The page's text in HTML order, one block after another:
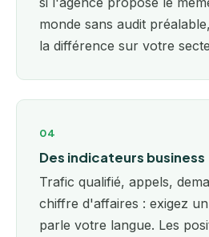
monde sans audit
la différence sur votre
04
Des indicateurs business
Trafic qualifié, appels,
chiffre d'affaires : exigez
parle votre langue. Les